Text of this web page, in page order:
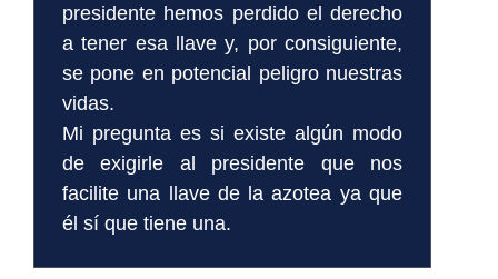
presidente hemos perdido el derecho
a tener esa llave y, por consiguiente,
se pone en potencial peligro nuestras
vidas.
Mi pregunta es si existe algún modo
de exigirle al presidente que nos
facilite una llave de la azotea ya que
él sí que tiene una.